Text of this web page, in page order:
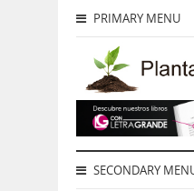
PRIMARY MENU
SECONDARY